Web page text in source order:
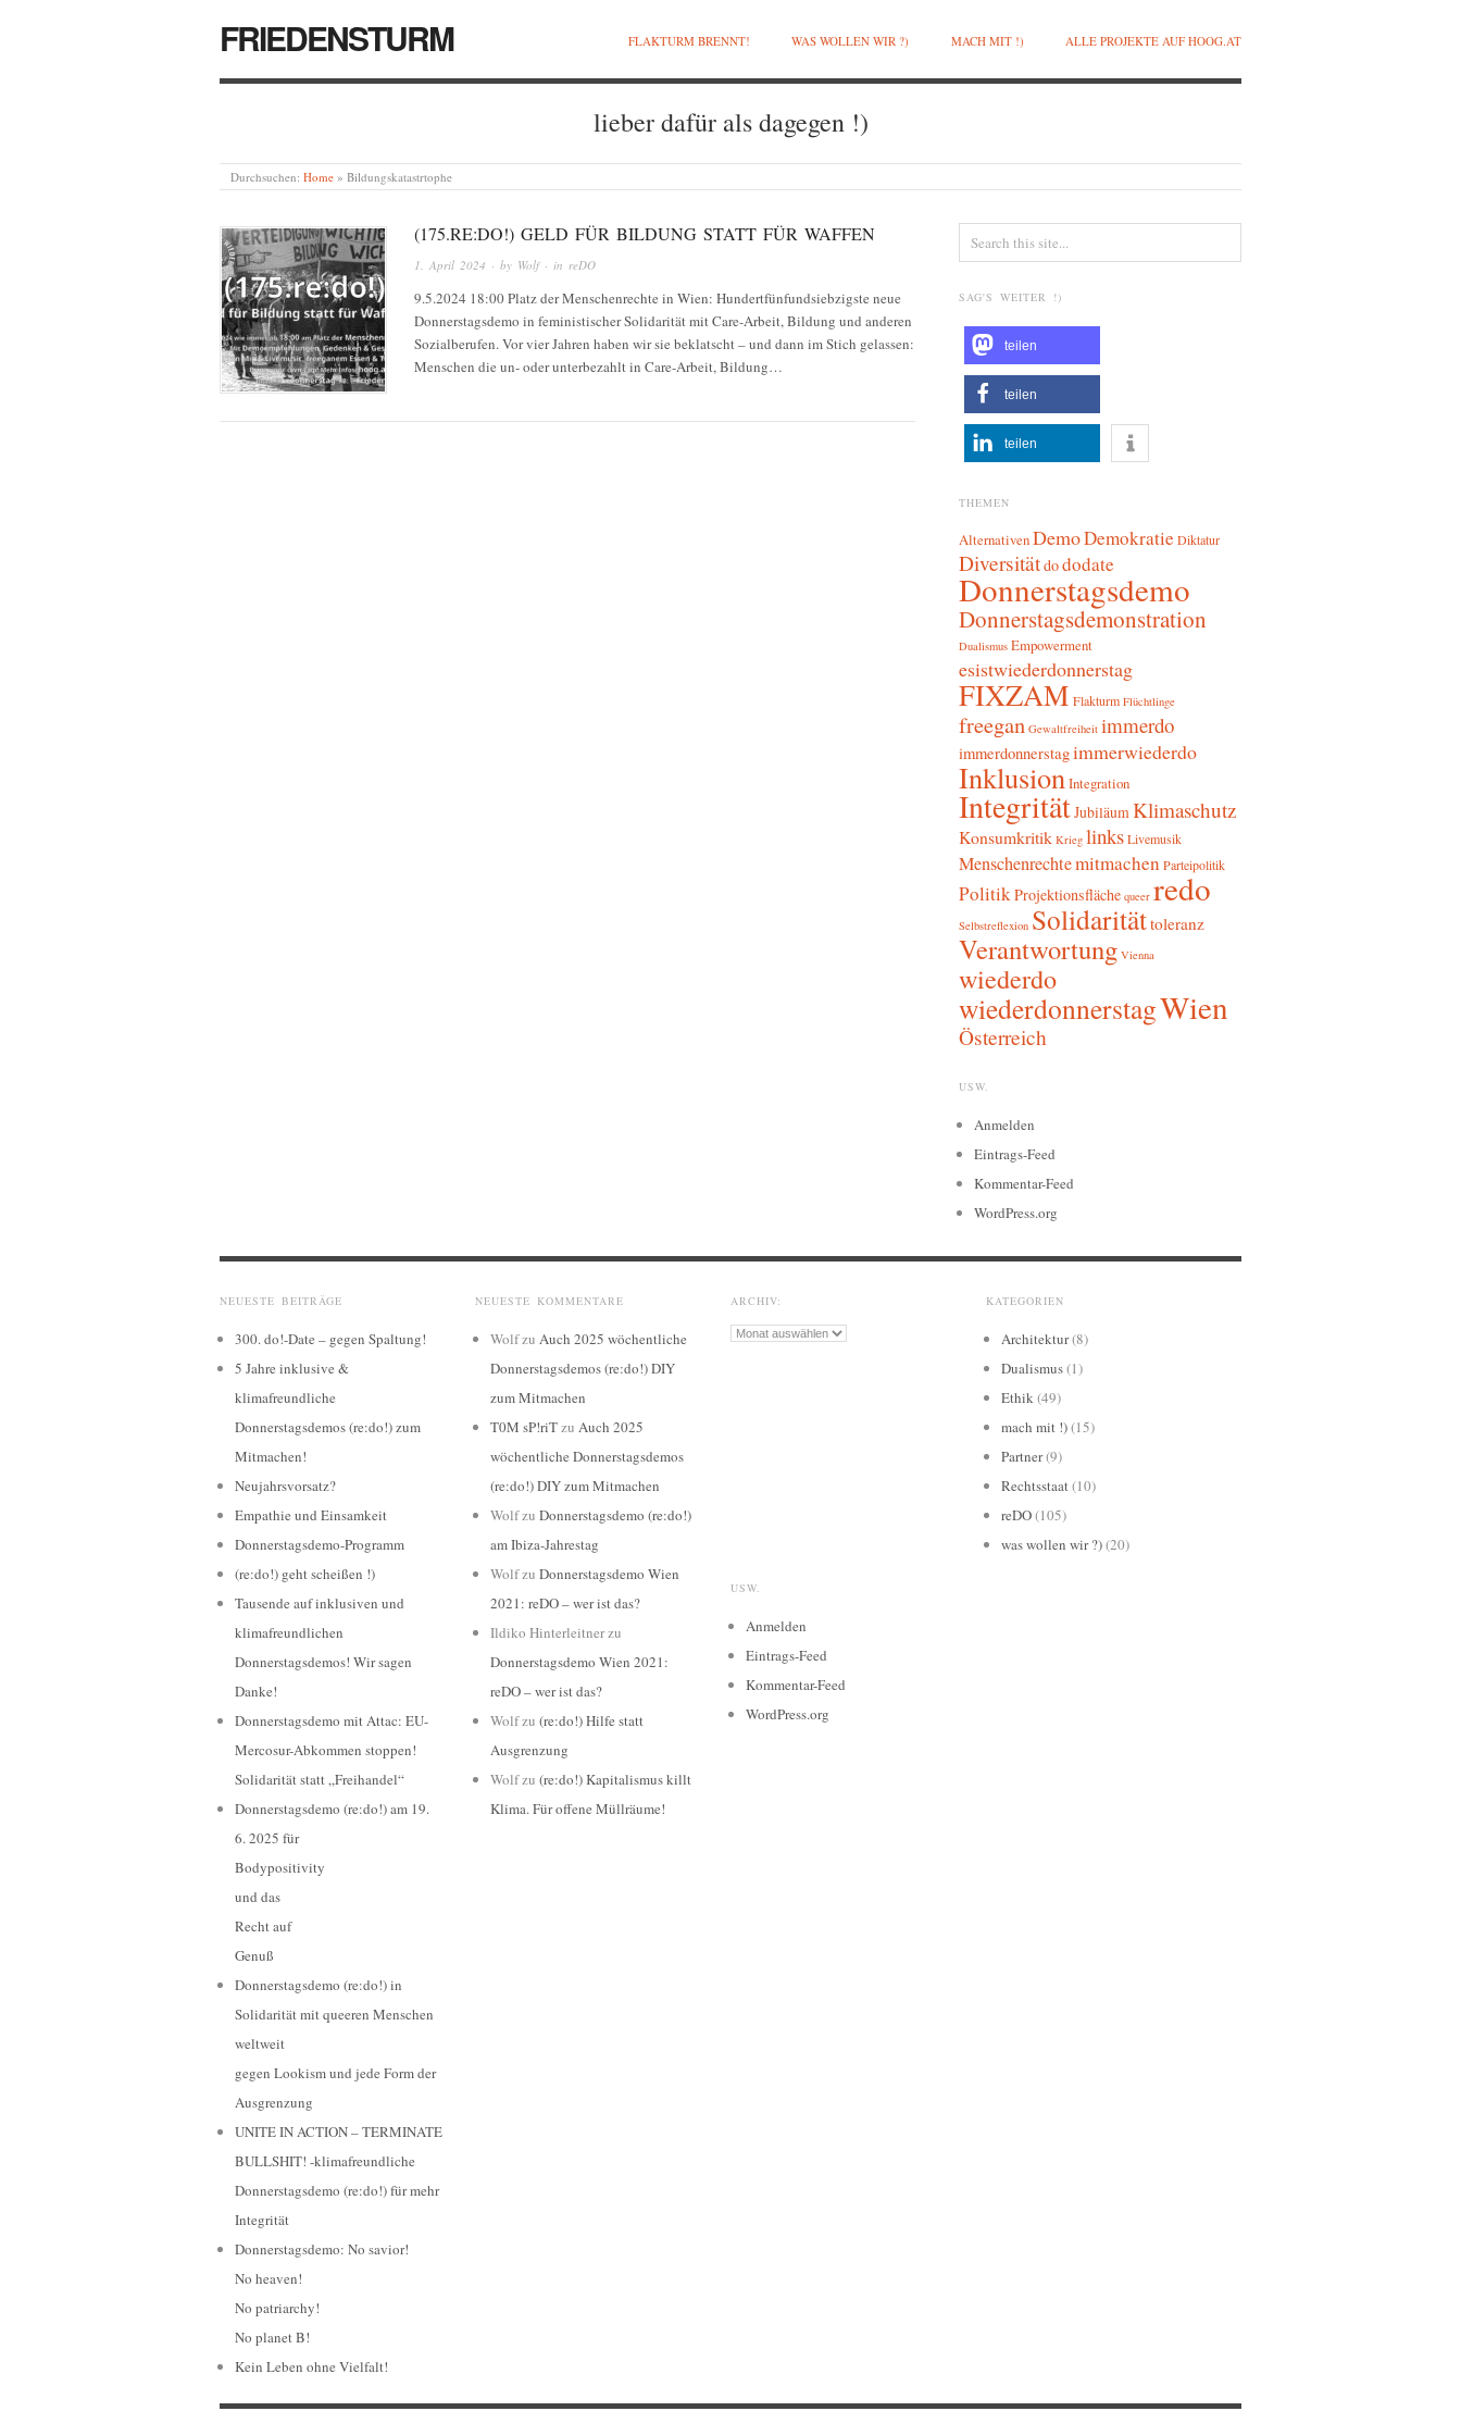
FRIEDENSTURM FLAKTURM BRENNT! WAS WOLLEN WIR ?) MACH MIT !) ALLE PROJEKTE AUF HOOG.AT
lieber dafür als dagegen !)
Durchsuchen: Home » Bildungskatastrtophe
(175.RE:DO!) GELD FÜR BILDUNG STATT FÜR WAFFEN
1. April 2024 · by Wolf· in reDO
9.5.2024 18:00 Platz der Menschenrechte in Wien: Hundertfünfundsiebzigste neue
Donnerstagsdemo in feministischer Solidarität mit Care-Arbeit, Bildung und anderen
Sozialberufen. Vor vier Jahren haben wir sie beklatscht – und dann im Stich gelassen:
Menschen die un- oder unterbezahlt in Care-Arbeit, Bildung…
SAG'S WEITER !)
teilen
teilen
teilen
THEMEN
AlternativenDemoDemokratie Diktatur
Diversitätdododate
Donnerstagsdemo
Donnerstagsdemonstration
Dualismus Empowerment
esistwiederdonnerstag
FIXZAM Flakturm Flüchtlinge
freegan Gewaltfreiheit immerdo
immerdonnerstagimmerwiederdo
InklusionIntegration
IntegritätJubiläumKlimaschutz
Konsumkritik Krieg linksLivemusik
Menschenrechtemitmachen Parteipolitik
PolitikProjektionsfläche queer redo
Selbstreflexion Solidaritättoleranz
Verantwortung Vienna
wiederdo
wiederdonnerstagWien
Österreich
USW.
Anmelden
Eintrags-Feed
Kommentar-Feed
WordPress.org
NEUESTE BEITRÄGE
300. do!-Date – gegen Spaltung!
5 Jahre inklusive &
klimafreundliche
Donnerstagsdemos (re:do!) zum
Mitmachen!
Neujahrsvorsatz?
Empathie und Einsamkeit
Donnerstagsdemo-Programm
(re:do!) geht scheißen !)
Tausende auf inklusiven und
klimafreundlichen
Donnerstagsdemos! Wir sagen
Danke!
Donnerstagsdemo mit Attac: EU-
Mercosur-Abkommen stoppen!
Solidarität statt „Freihandel“
Donnerstagsdemo (re:do!) am 19.
6. 2025 für
Bodypositivity
und das
Recht auf
Genuß
Donnerstagsdemo (re:do!) in
Solidarität mit queeren Menschen
weltweit
gegen Lookism und jede Form der
Ausgrenzung
UNITE IN ACTION – TERMINATE
BULLSHIT! -klimafreundliche
Donnerstagsdemo (re:do!) für mehr
Integrität
Donnerstagsdemo: No savior!
No heaven!
No patriarchy!
No planet B!
Kein Leben ohne Vielfalt!
NEUESTE KOMMENTARE
Wolfzu Auch 2025 wöchentliche
Donnerstagsdemos (re:do!) DIY
zum Mitmachen
T0M sP!riTzu Auch 2025
wöchentliche Donnerstagsdemos
(re:do!) DIY zum Mitmachen
Wolfzu Donnerstagsdemo (re:do!)
am Ibiza-Jahrestag
Wolfzu Donnerstagsdemo Wien
2021: reDO – wer ist das?
Ildiko Hinterleitnerzu
Donnerstagsdemo Wien 2021:
reDO – wer ist das?
Wolfzu (re:do!) Hilfe statt
Ausgrenzung
Wolfzu (re:do!) Kapitalismus killt
Klima. Für offene Müllräume!
ARCHIV:
Archiv:
KATEGORIEN
Architektur(8)
Dualismus(1)
Ethik(49)
mach mit !)(15)
Partner(9)
Rechtsstaat(10)
reDO(105)
was wollen wir ?)(20)
USW.
Anmelden
Eintrags-Feed
Kommentar-Feed
WordPress.org